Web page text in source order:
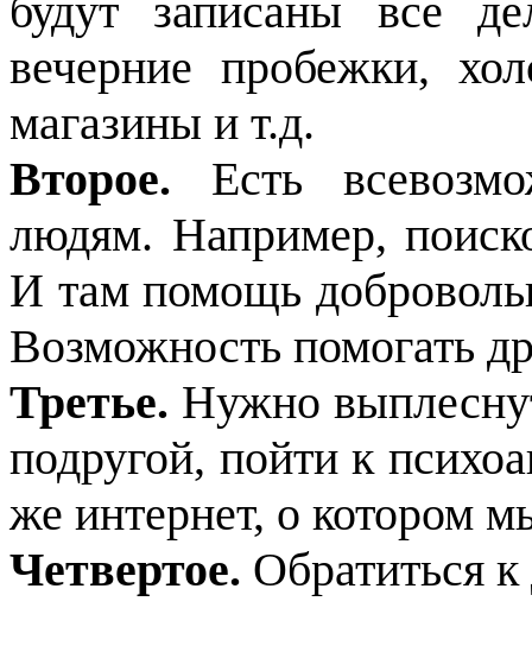
будут записаны все
вечерние пробежки,
магазины и т.д.
Второе. Есть
людям. Например,
И там помощь
Возможность помогать
Третье. Нужно
подругой, пойти к
же интернет, о котором
Четвертое. Обратиться к